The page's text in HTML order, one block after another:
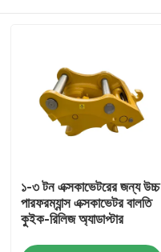
১-৩ টন এক্সকাভেটরের জন্য উচ্চ
পারফরম্যান্স এক্সকাভেটর বালতি
কুইক-রিলিজ অ্যাডাপ্টার